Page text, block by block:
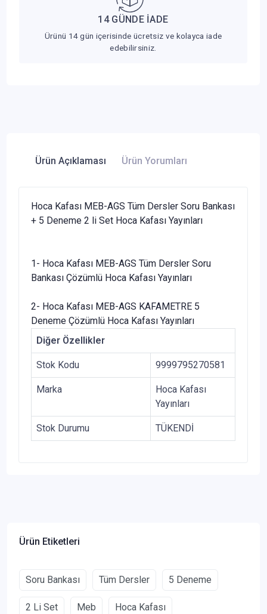
14 GÜNDE İADE
Ürünü 14 gün içerisinde ücretsiz ve kolayca iade
edebilirsiniz.
Ürün Açıklaması Ürün Yorumları
Hoca Kafası MEB-AGS Tüm Dersler Soru Bankası
+ 5 Deneme 2 li Set Hoca Kafası Yayınları
1- Hoca Kafası MEB-AGS Tüm Dersler Soru
Bankası Çözümlü Hoca Kafası Yayınları
2- Hoca Kafası MEB-AGS KAFAMETRE 5
Deneme Çözümlü Hoca Kafası Yayınları
Diğer Özellikler
Stok Kodu 9999795270581
Marka
Hoca Kafası
Yayınları
Stok Durumu TÜKENDİ
Ürün Etiketleri
Soru Bankası Tüm Dersler 5 Deneme
2 Li Set Meb Hoca Kafası